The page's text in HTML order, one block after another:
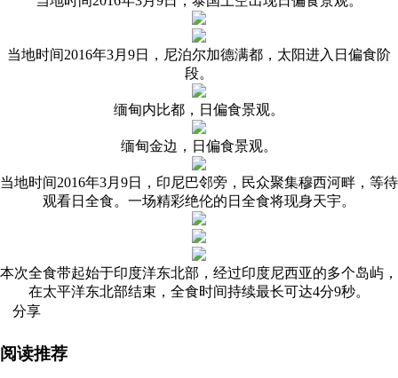
当地时间2016年3月9日，尼泊尔加德满都，太阳进入日偏食阶
段。
缅甸内比都，日偏食景观。
缅甸金边，日偏食景观。
当地时间2016年3月9日，印尼巴邻旁，民众聚集穆西河畔，等待
观看日全食。一场精彩绝伦的日全食将现身天宇。
本次全食带起始于印度洋东北部，经过印度尼西亚的多个岛屿，
在太平洋东北部结束，全食时间持续最长可达4分9秒。
分享
阅读推荐